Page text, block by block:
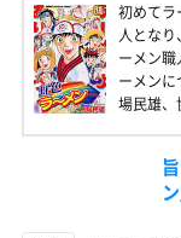
初めてラ
人とな
ーメン
ーメン
場民雄、